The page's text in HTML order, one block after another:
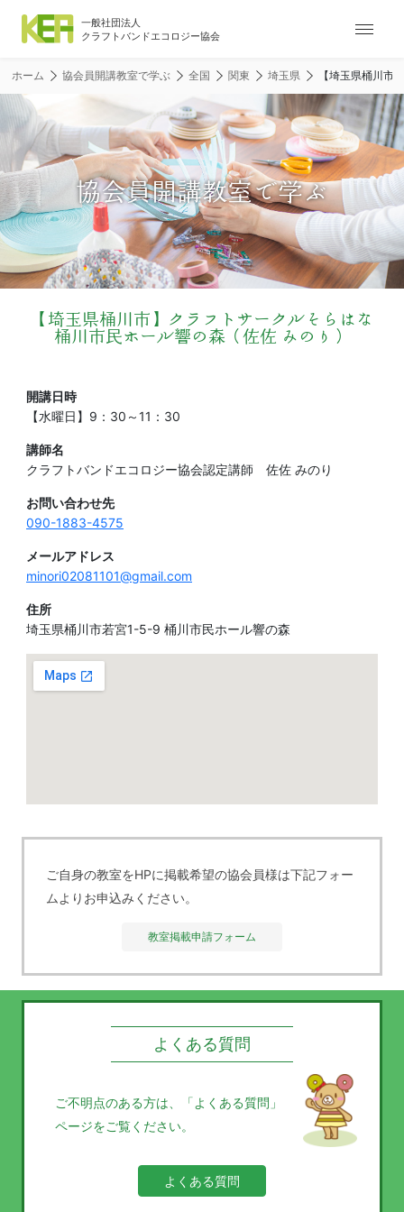
ナ
ゲ
ー
シ
ョ
メ
ニ
ュ
ホーム 協会員開講教室で学ぶ 全国 関東 埼玉県 【埼玉県桶川市
協会員開講教室で学ぶ
【埼玉県桶川市】クラフトサークルそらはな
桶川市民ホール響の森（佐佐 みのり）
開講日時
【水曜日】9：30～11：30
講師名
クラフトバンドエコロジー協会認定講師 佐佐 みのり
お問い合わせ先
090-1883-4575
メールアドレス
minori02081101@gmail.com
住所
埼玉県桶川市若宮1-5-9 桶川市民ホール響の森
ご自身の教室をHPに掲載希望の協会員様は下記フォー
ムよりお申込みください。
教室掲載申請フォーム
よくある質問
ご不明点のある方は、
「よくある質問」
ページをご覧ください。
よくある質問